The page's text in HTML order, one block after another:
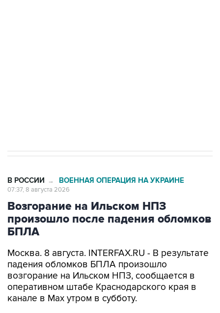
В РОССИИ → ВОЕННАЯ ОПЕРАЦИЯ НА УКРАИНЕ
07:37, 8 августа 2026
Возгорание на Ильском НПЗ
произошло после падения обломков
БПЛА
Москва. 8 августа. INTERFAX.RU - В результате
падения обломков БПЛА произошло
возгорание на Ильском НПЗ, сообщается в
оперативном штабе Краснодарского края в
канале в Max утром в субботу.